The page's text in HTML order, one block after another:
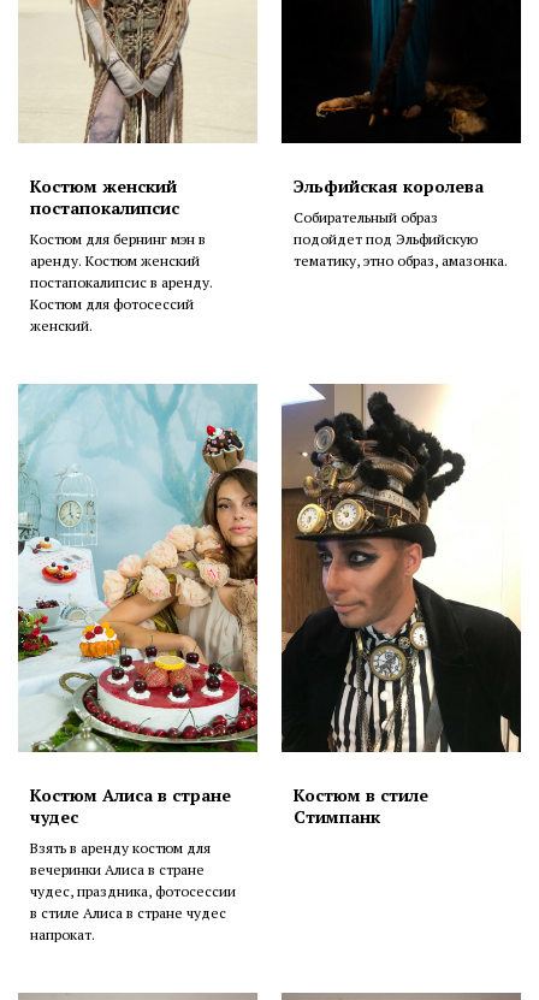
Костюм женский
постапокалипсис
Костюм для бернинг мэн в
аренду. Костюм женский
постапокалипсис в аренду.
Костюм для фотосессий
женский.
Эльфийская королева
Собирательный образ
подойдет под Эльфийскую
тематику, этно образ, амазонка.
Костюм Алиса в стране
чудес
Взять в аренду костюм для
вечеринки Алиса в стране
чудес, праздника, фотосессии
в стиле Алиса в стране чудес
напрокат.
Костюм в стиле
Стимпанк